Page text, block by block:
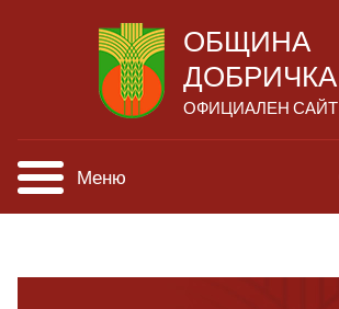
ОБЩИНА
ДОБРИЧКА
ОФИЦИАЛЕН САЙТ
Меню